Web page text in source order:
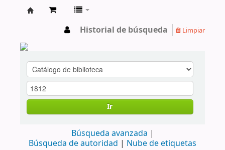
Historial de búsqueda Limpiar
Ir
Búsqueda avanzada
Búsqueda de autoridad
Nube de etiquetas